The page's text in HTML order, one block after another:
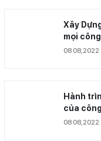
Xây
mọi
08 08,2022
Hành
của
08 08,2022